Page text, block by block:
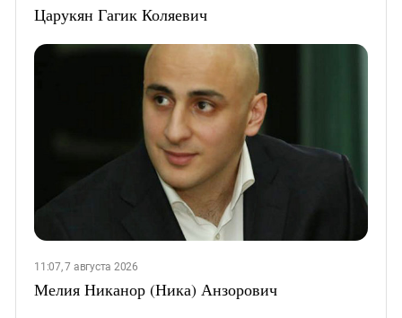
Царукян Гагик Коляевич
11:07, 7 августа 2026
Мелия Никанор (Ника) Анзорович